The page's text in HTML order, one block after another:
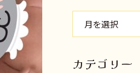
ブ
カテゴリー